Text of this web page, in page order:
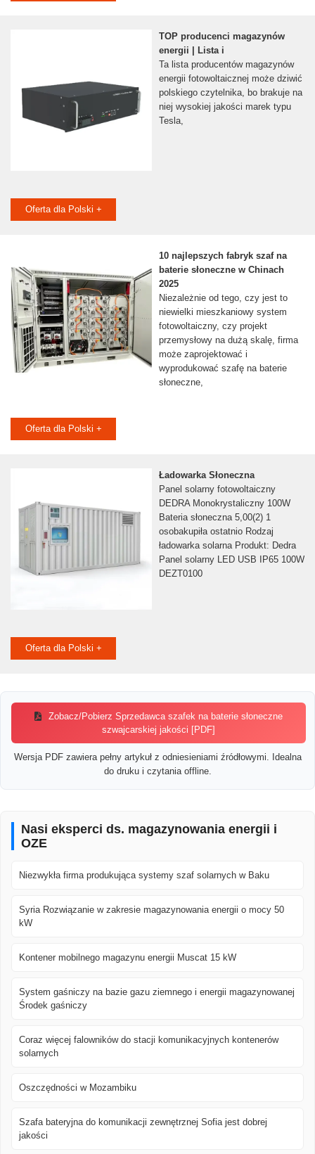
TOP producenci magazynów
energii | Lista i
Ta lista producentów magazynów
energii fotowoltaicznej może dziwić
polskiego czytelnika, bo brakuje na
niej wysokiej jakości marek typu
Tesla,
Oferta dla Polski +
10 najlepszych fabryk szaf na
baterie słoneczne w Chinach
2025
Niezależnie od tego, czy jest to
niewielki mieszkaniowy system
fotowoltaiczny, czy projekt
przemysłowy na dużą skalę, firma
może zaprojektować i
wyprodukować szafę na baterie
słoneczne,
Oferta dla Polski +
Ładowarka Słoneczna
Panel solarny fotowoltaiczny
DEDRA Monokrystaliczny 100W
Bateria słoneczna 5,00(2) 1
osobakupiła ostatnio Rodzaj
ładowarka solarna Produkt: Dedra
Panel solarny LED USB IP65 100W
DEZT0100
Oferta dla Polski +
Zobacz/Pobierz Sprzedawca szafek na baterie słoneczne
szwajcarskiej jakości [PDF]
Wersja PDF zawiera pełny artykuł z odniesieniami źródłowymi. Idealna
do druku i czytania offline.
Nasi eksperci ds. magazynowania energii i
OZE
Niezwykła firma produkująca systemy szaf solarnych w Baku
Syria Rozwiązanie w zakresie magazynowania energii o mocy 50
kW
Kontener mobilnego magazynu energii Muscat 15 kW
System gaśniczy na bazie gazu ziemnego i energii magazynowanej
Środek gaśniczy
Coraz więcej falowników do stacji komunikacyjnych kontenerów
solarnych
Oszczędności w Mozambiku
Szafa bateryjna do komunikacji zewnętrznej Sofia jest dobrej
jakości